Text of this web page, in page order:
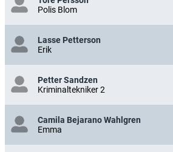
Polis Blom
Lasse Petterson
Erik
Petter Sandzen
Kriminaltekniker 2
Camila Bejarano Wahlgren
Emma